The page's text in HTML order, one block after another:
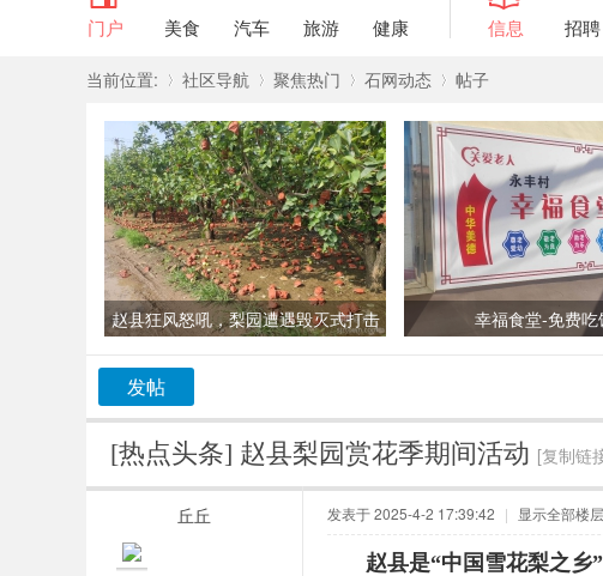
门户
美食
汽车 旅游 健康 信息
招聘
当前位置:
»
社区导航
›
聚焦热门
›
石网动态
›
帖子
赵县狂风怒吼，梨园遭遇毁灭式打击 幸福食堂-免费吃
发帖
[热点头条] 赵县梨园赏花季期间活动 [复制链
丘丘 发表于 2025-4-2 17:39:42 | 显示全部楼层
赵县是“中国雪花梨之乡